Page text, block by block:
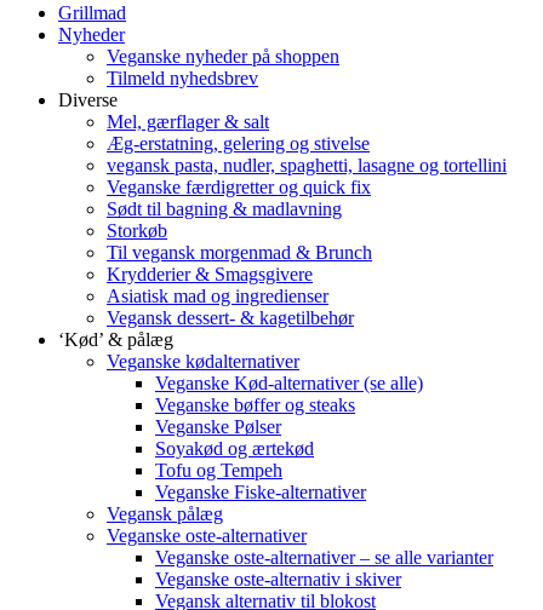
Grillmad
Nyheder
Veganske nyheder på shoppen
Tilmeld nyhedsbrev
Diverse
Mel, gærflager & salt
Æg-erstatning, gelering og stivelse
vegansk pasta, nudler, spaghetti, lasagne og tortellini
Veganske færdigretter og quick fix
Sødt til bagning & madlavning
Storkøb
Til vegansk morgenmad & Brunch
Krydderier & Smagsgivere
Asiatisk mad og ingredienser
Vegansk dessert- & kagetilbehør
‘Kød’ & pålæg
Veganske kødalternativer
Veganske Kød-alternativer (se alle)
Veganske bøffer og steaks
Veganske Pølser
Soyakød og ærtekød
Tofu og Tempeh
Veganske Fiske-alternativer
Vegansk pålæg
Veganske oste-alternativer
Veganske oste-alternativer – se alle varianter
Veganske oste-alternativ i skiver
Vegansk alternativ til blokost